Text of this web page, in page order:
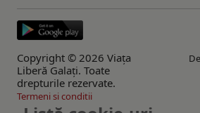
Copyright © 2026 Viaţa
Liberă Galaţi. Toate
drepturile rezervate.
Termeni si conditii